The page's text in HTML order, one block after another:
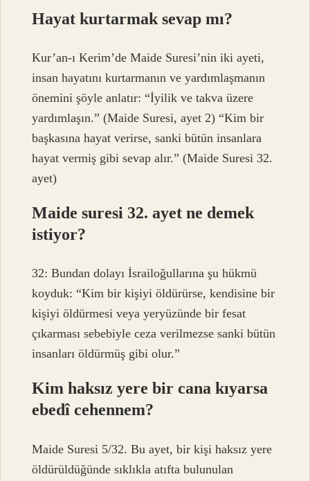
Hayat kurtarmak sevap mı?
Kur’an-ı Kerim’de Maide Suresi’nin iki ayeti,
insan hayatını kurtarmanın ve yardımlaşmanın
önemini şöyle anlatır: “İyilik ve takva üzere
yardımlaşın.” (Maide Suresi, ayet 2) “Kim bir
başkasına hayat verirse, sanki bütün insanlara
hayat vermiş gibi sevap alır.” (Maide Suresi 32.
ayet)
Maide suresi 32. ayet ne demek
istiyor?
32: Bundan dolayı İsrailoğullarına şu hükmü
koyduk: “Kim bir kişiyi öldürürse, kendisine bir
kişiyi öldürmesi veya yeryüzünde bir fesat
çıkarması sebebiyle ceza verilmezse sanki bütün
insanları öldürmüş gibi olur.”
Kim haksız yere bir cana kıyarsa
ebedî cehennem?
Maide Suresi 5/32. Bu ayet, bir kişi haksız yere
öldürüldüğünde sıklıkla atıfta bulunulan